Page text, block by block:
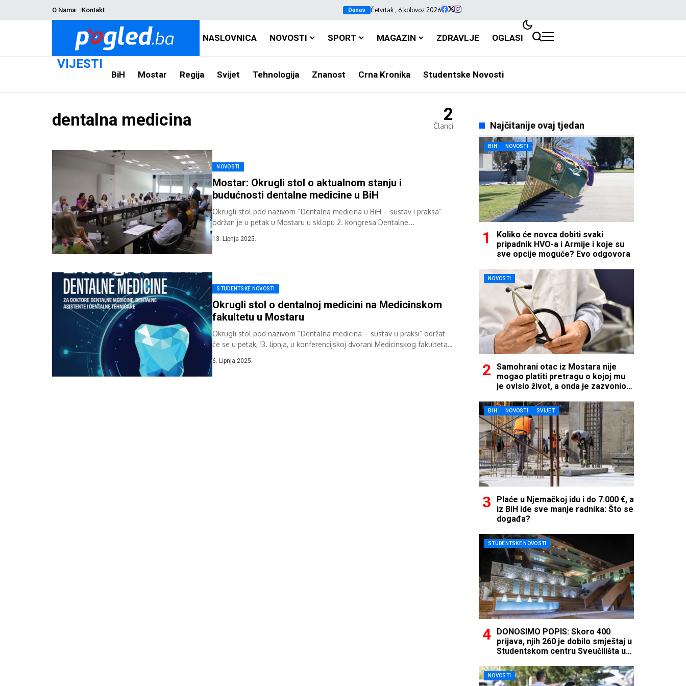
O Nama Kontakt Danas Četvrtak , 6 kolovoz 2026
NASLOVNICA NOVOSTI SPORT MAGAZIN ZDRAVLJE OGLASI
VIJESTI
BiH Mostar Regija Svijet Tehnologija Znanost Crna Kronika Studentske Novosti
dentalna medicina 2
Članci
NOVOSTI
Mostar: Okrugli stol o aktualnom stanju i
budućnosti dentalne medicine u BiH
Okrugli stol pod nazivom “Dentalna medicina u BiH – sustav i praksa”
održan je u petak u Mostaru u sklopu 2. kongresa Dentalne...
13. Lipnja 2025.
STUDENTSKE NOVOSTI
Okrugli stol o dentalnoj medicini na Medicinskom
fakultetu u Mostaru
Okrugli stol pod nazivom “Dentalna medicina – sustav u praksi” održat
će se u petak, 13. lipnja, u konferencijskoj dvorani Medicinskog fakulteta
6. Lipnja 2025.
Najčitanije ovaj tjedan
BIH NOVOSTI
Koliko će novca dobiti svaki
pripadnik HVO-a i Armije i koje su
sve opcije moguće? Evo odgovora
NOVOSTI
Samohrani otac iz Mostara nije
mogao platiti pretragu o kojoj mu
je ovisio život, a onda je zazvonio
BIH NOVOSTI SVIJET
Plaće u Njemačkoj idu i do 7.000 €, a
iz BiH ide sve manje radnika: Što se
događa?
STUDENTSKE NOVOSTI
DONOSIMO POPIS: Skoro 400
prijava, njih 260 je dobilo smještaj u
Studentskom centru Sveučilišta u
NOVOSTI